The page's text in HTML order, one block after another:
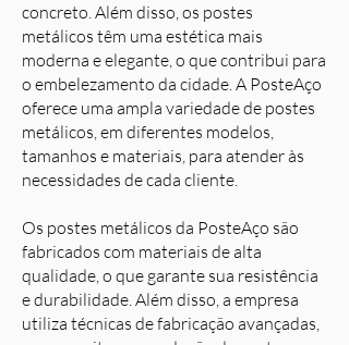
concreto. Além disso, os postes
metálicos têm uma estética mais
moderna e elegante, o que contribui para
o embelezamento da cidade. A PosteAço
oferece uma ampla variedade de postes
metálicos, em diferentes modelos,
tamanhos e materiais, para atender às
necessidades de cada cliente.
Os postes metálicos da PosteAço são
fabricados com materiais de alta
qualidade, o que garante sua resistência
e durabilidade. Além disso, a empresa
utiliza técnicas de fabricação avançadas,